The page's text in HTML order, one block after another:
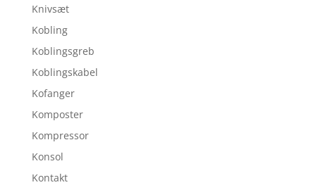
Knivsæt
Kobling
Koblingsgreb
Koblingskabel
Kofanger
Komposter
Kompressor
Konsol
Kontakt